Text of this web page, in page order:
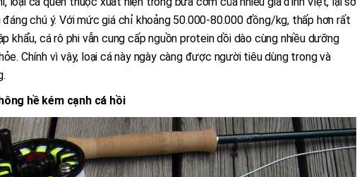
chú ý. Với mức giá chỉ khoảng 50.000-80.000 đồng/kg, thấp hơn rất
khẩu, cá rô phi vẫn cung cấp nguồn protein dồi dào cùng nhiều dưỡng
Chính vì vậy, loại cá này ngày càng được người tiêu dùng trong và
hề kém cạnh cá hồi